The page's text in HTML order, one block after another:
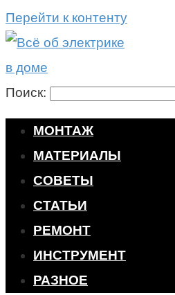
Перейти к контенту
Поиск:
МОНТАЖ
МАТЕРИАЛЫ
СОВЕТЫ
СТАТЬИ
РЕМОНТ
ИНСТРУМЕНТ
РАЗНОЕ